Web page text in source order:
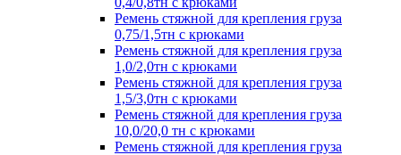
Ремень стяжной для крепления груза
0,75/1,5тн с крюками
Ремень стяжной для крепления груза
1,0/2,0тн с крюками
Ремень стяжной для крепления груза
1,5/3,0тн с крюками
Ремень стяжной для крепления груза
10,0/20,0 тн с крюками
Ремень стяжной для крепления груза